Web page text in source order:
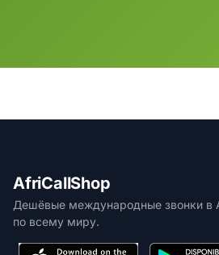
AfriCallShop
Дешёвые международные звонки в
по всему миру.